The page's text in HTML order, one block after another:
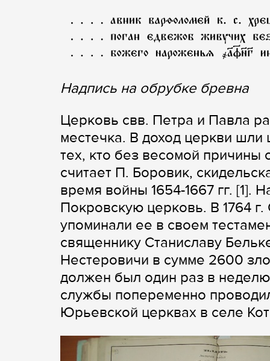
Надпись на обрубке бревна
Церковь свв. Петра и Павла
местечка. В доход церкви
тех, кто без весомой причины
считает П. Боровик,
время войны 1654-1667 гг. [1].
Покровскую церковь. В 1764
упоминали ее в своем
священнику Станиславу
Нестеровичи в сумме 2600
должен был один раз в
службы попеременно
Юрьевской церквах в селе